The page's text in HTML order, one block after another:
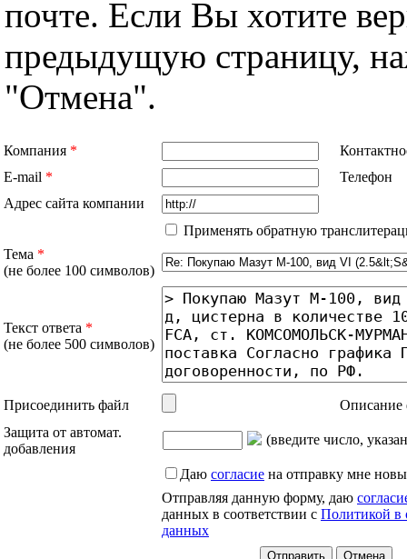
почте. Если Вы хотите
предыдущую страницу,
"Отмена".
Компания *
E-mail *
Телефон
Адрес сайта компании
Применять обратную
Тема *
(не более 100 символов)
Текст ответа *
(не более 500 символов)
Присоединить файл
Описание
Защита от автомат.
добавления
(введите число,
Даю согласие на отправку мне
Отправляя данную форму, даю
данных в соответствии с Политикой в
данных